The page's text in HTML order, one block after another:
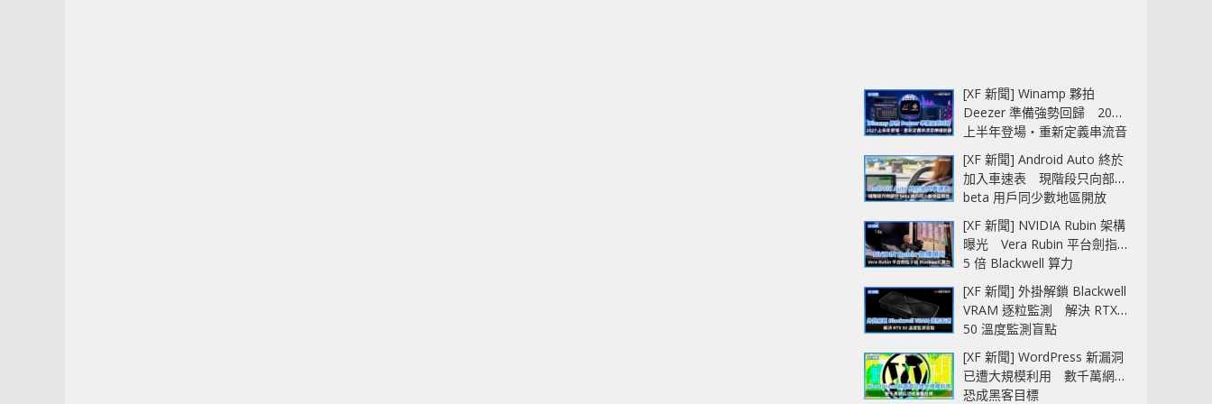
[XF 新聞] Winamp 夥拍
Deezer 準備強勢回歸 2027
上半年登場‧重新定義串流音
樂播放器
[XF 新聞] Android Auto 終於
加入車速表 現階段只向部分
beta 用戶同少數地區開放
[XF 新聞] NVIDIA Rubin 架構
曝光 Vera Rubin 平台劍指
5 倍 Blackwell 算力
[XF 新聞] 外掛解鎖 Blackwell
VRAM 逐粒監測 解決 RTX
50 溫度監測盲點
[XF 新聞] WordPress 新漏洞
已遭大規模利用 數千萬網站
恐成黑客目標